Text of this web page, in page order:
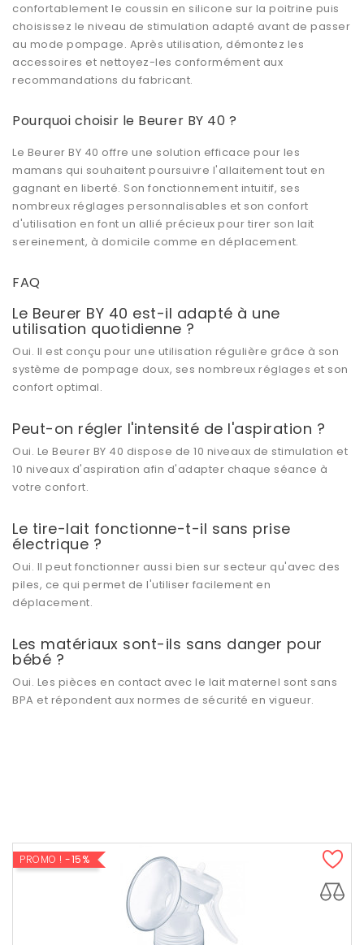
confortablement le coussin en silicone sur la poitrine puis
choisissez le niveau de stimulation adapté avant de passer
au mode pompage. Après utilisation, démontez les
accessoires et nettoyez-les conformément aux
recommandations du fabricant.
Pourquoi choisir le Beurer BY 40 ?
Le Beurer BY 40 offre une solution efficace pour les
mamans qui souhaitent poursuivre l'allaitement tout en
gagnant en liberté. Son fonctionnement intuitif, ses
nombreux réglages personnalisables et son confort
d'utilisation en font un allié précieux pour tirer son lait
sereinement, à domicile comme en déplacement.
FAQ
Le Beurer BY 40 est-il adapté à une
utilisation quotidienne ?
Oui. Il est conçu pour une utilisation régulière grâce à son
système de pompage doux, ses nombreux réglages et son
confort optimal.
Peut-on régler l'intensité de l'aspiration ?
Oui. Le Beurer BY 40 dispose de 10 niveaux de stimulation et
10 niveaux d'aspiration afin d'adapter chaque séance à
votre confort.
Le tire-lait fonctionne-t-il sans prise
électrique ?
Oui. Il peut fonctionner aussi bien sur secteur qu'avec des
piles, ce qui permet de l'utiliser facilement en
déplacement.
Les matériaux sont-ils sans danger pour
bébé ?
Oui. Les pièces en contact avec le lait maternel sont sans
BPA et répondent aux normes de sécurité en vigueur.
PROMO ! -15%